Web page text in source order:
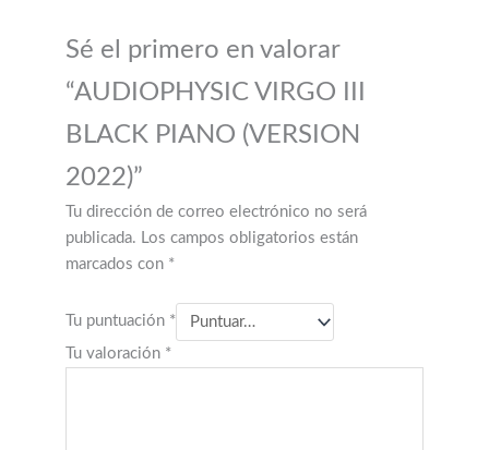
Sé el primero en valorar
“AUDIOPHYSIC VIRGO III
BLACK PIANO (VERSION
2022)”
Tu dirección de correo electrónico no será
publicada. Los campos obligatorios están
marcados con *
Tu puntuación *
Tu valoración *